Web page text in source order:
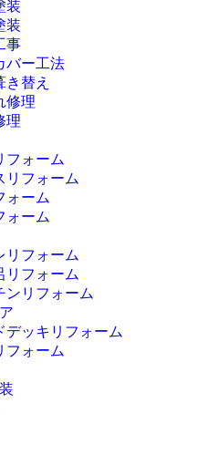
装
装
事
バー工法
き替え
修理
理
フォーム
リフォーム
ォーム
ォーム
リフォーム
リフォーム
ンリフォーム
デッキリフォーム
フォーム